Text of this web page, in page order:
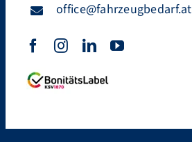
office@fahrzeugbedarf.at